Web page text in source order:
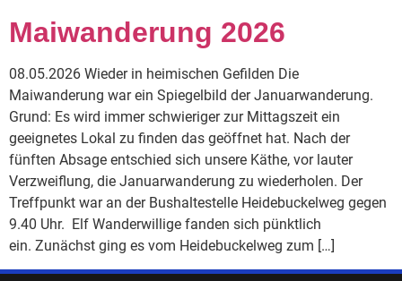
Maiwanderung 2026
08.05.2026 Wieder in heimischen Gefilden Die
Maiwanderung war ein Spiegelbild der Januarwanderung.
Grund: Es wird immer schwieriger zur Mittagszeit ein
geeignetes Lokal zu finden das geöffnet hat. Nach der
fünften Absage entschied sich unsere Käthe, vor lauter
Verzweiflung, die Januarwanderung zu wiederholen. Der
Treffpunkt war an der Bushaltestelle Heidebuckelweg gegen
9.40 Uhr. Elf Wanderwillige fanden sich pünktlich
ein. Zunächst ging es vom Heidebuckelweg zum […]